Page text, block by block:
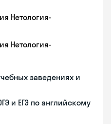
Нетология-
Нетология-
заведениях и
и ЕГЭ по английскому